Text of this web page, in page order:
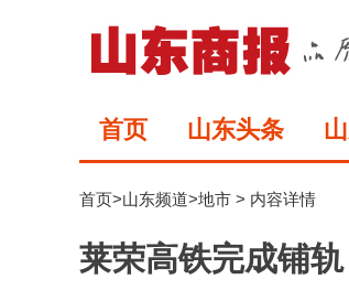
首页 山东头条
首页>山东频道>地市 > 内容详情
莱荣高铁完成铺